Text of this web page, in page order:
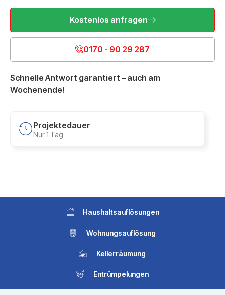
Kostenlos anfragen
0170 - 90 29 287
Schnelle Antwort garantiert – auch am
Wochenende!
Projektedauer
Nur 1 Tag
Haushaltsauflösungen
Wohnungsauflösung
Kellerräumung
Entrümpelungen